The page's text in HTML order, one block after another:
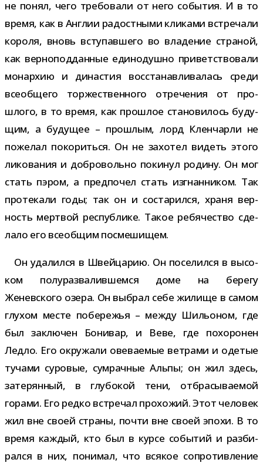
не понял, чего тре­бо­вали от него собы­тия. И в то
время, как в Англии радост­ными кли­ками встре­чали
короля, вновь всту­пав­шего во вла­де­ние стра­ной,
как вер­но­под­дан­ные еди­но­душно при­вет­ство­вали
монар­хию и дина­стия вос­ста­нав­ли­ва­лась среди
все­об­щего тор­же­ствен­ного отре­че­ния от про­
шлого, в то время, как про­шлое ста­но­ви­лось буду­
щим, а буду­щее – про­шлым, лорд Кленчарли не
поже­лал поко­риться. Он не захо­тел видеть этого
лико­ва­ния и доб­ро­вольно поки­нул родину. Он мог
стать пэром, а пред­по­чел стать изгнан­ни­ком. Так
про­те­кали годы; так он и соста­рился, храня вер­
ность мерт­вой рес­пуб­лике. Такое ребя­че­ство сде­
лало его все­об­щим посмешищем.
Он уда­лился в Швейцарию. Он посе­лился в высо­
ком полу­раз­ва­лив­шемся доме на берегу
Женевского озера. Он выбрал себе жилище в самом
глу­хом месте побе­ре­жья – между Шильоном, где
был заклю­чен Бонивар, и Веве, где похо­ро­нен
Ледло. Его окру­жали ове­ва­е­мые вет­рами и оде­тые
тучами суро­вые, сумрач­ные Альпы; он жил здесь,
зате­рян­ный, в глу­бо­кой тени, отбра­сы­ва­е­мой
горами. Его редко встре­чал про­хо­жий. Этот чело­век
жил вне своей страны, почти вне своей эпохи. В то
время каж­дый, кто был в курсе собы­тий и раз­би­
рался в них, пони­мал, что вся­кое сопро­тив­ле­ние